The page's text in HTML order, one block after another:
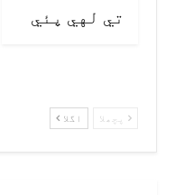
تي لهي پئي
پچھلا اگلا